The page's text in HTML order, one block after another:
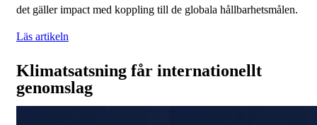
det gäller impact med koppling till de globala hållbarhetsmålen.
Läs artikeln
Klimatsatsning får internationellt
genomslag